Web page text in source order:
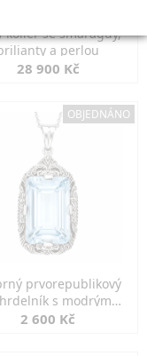
kolier se smaragdy,
a perlou
28 900 Kč
OBJEDNÁNO
prvorepublikový
s modrým
spinelem
2 600 Kč